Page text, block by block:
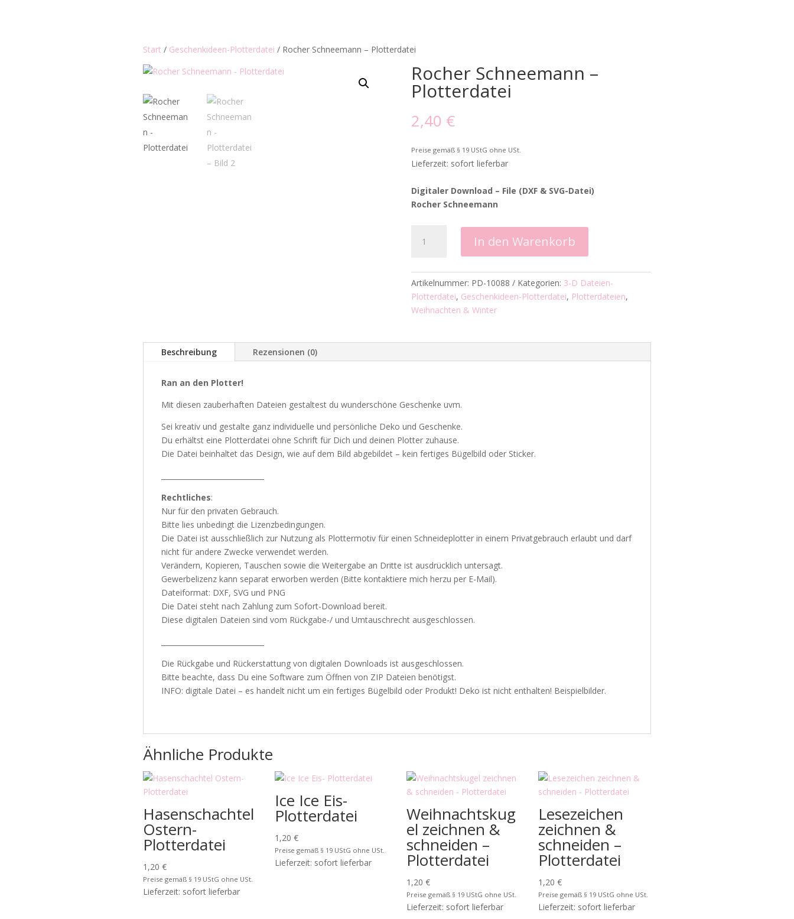
Start / Geschenkideen-Plotterdatei / Rocher Schneemann – Plotterdatei
Rocher Schneemann –
Plotterdatei
2,40 €
Preise gemäß § 19 UStG ohne USt.
Lieferzeit: sofort lieferbar
Digitaler Download – File (DXF & SVG-Datei)
Rocher Schneemann
Schneemann
Plotterdatei
Menge
In den Warenkorb
Artikelnummer: PD-10088 Kategorien: 3-D Dateien-
Plotterdatei, Geschenkideen-Plotterdatei, Plotterdateien,
Weihnachten & Winter
Beschreibung Rezensionen (0)
Ran an den Plotter!
Mit diesen zauberhaften Dateien gestaltest du wunderschöne Geschenke uvm.
Sei kreativ und gestalte ganz individuelle und persönliche Deko und Geschenke.
Du erhältst eine Plotterdatei ohne Schrift für Dich und deinen Plotter zuhause.
Die Datei beinhaltet das Design, wie auf dem Bild abgebildet – kein fertiges Bügelbild oder Sticker.
Rechtliches:
Nur für den privaten Gebrauch.
Bitte lies unbedingt die Lizenzbedingungen.
Die Datei ist ausschließlich zur Nutzung als Plottermotiv für einen Schneideplotter in einem Privatgebrauch erlaubt und darf
nicht für andere Zwecke verwendet werden.
Verändern, Kopieren, Tauschen sowie die Weitergabe an Dritte ist ausdrücklich untersagt.
Gewerbelizenz kann separat erworben werden (Bitte kontaktiere mich herzu per E-Mail).
Dateiformat: DXF, SVG und PNG
Die Datei steht nach Zahlung zum Sofort-Download bereit.
Diese digitalen Dateien sind vom Rückgabe-/ und Umtauschrecht ausgeschlossen.
Die Rückgabe und Rückerstattung von digitalen Downloads ist ausgeschlossen.
Bitte beachte, dass Du eine Software zum Öffnen von ZIP Dateien benötigst.
INFO: digitale Datei – es handelt nicht um ein fertiges Bügelbild oder Produkt! Deko ist nicht enthalten! Beispielbilder.
Ähnliche Produkte
Hasenschachtel
Ostern-
Plotterdatei
1,20 €
Preise gemäß § 19 UStG ohne USt.
Lieferzeit: sofort lieferbar
Ice Ice Eis-
Plotterdatei
1,20€
Preise gemäß § 19 UStG ohne USt.
Lieferzeit: sofort lieferbar
Weihnachtskug
el zeichnen &
schneiden –
Plotterdatei
1,20€
Preise gemäß § 19 UStG ohne USt.
Lieferzeit: sofort lieferbar
Lesezeichen
zeichnen &
schneiden –
Plotterdatei
1,20€
Preise gemäß § 19 UStG ohne USt.
Lieferzeit: sofort lieferbar